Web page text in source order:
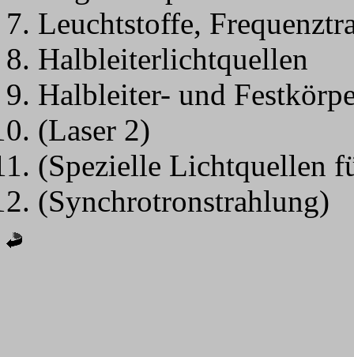
Leuchtstoffe,
Halbleiterlichtquellen
Halbleiter- und
(Laser 2)
(Spezielle Lichtquellen
(Synchrotronstrahlung)